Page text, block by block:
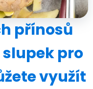
přínosů
pro
využít